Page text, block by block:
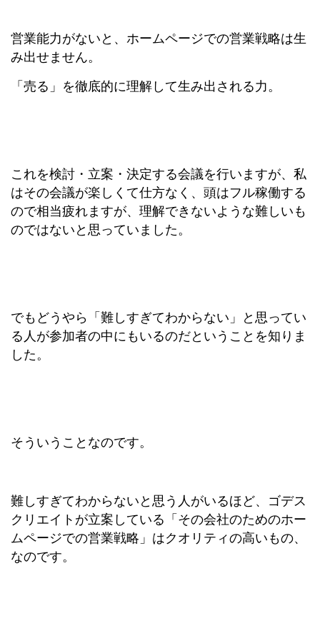
営業能力がないと、ホームページでの営業戦略は生
み出せません。
「売る」を徹底的に理解して生み出される力。
これを検討・立案・決定する会議を行いますが、私
はその会議が楽しくて仕方なく、頭はフル稼働する
ので相当疲れますが、理解できないような難しいも
のではないと思っていました。
でもどうやら「難しすぎてわからない」と思ってい
る人が参加者の中にもいるのだということを知りま
した。
そういうことなのです。
難しすぎてわからないと思う人がいるほど、ゴデス
クリエイトが立案している「その会社のためのホー
ムページでの営業戦略」はクオリティの高いもの、
なのです。